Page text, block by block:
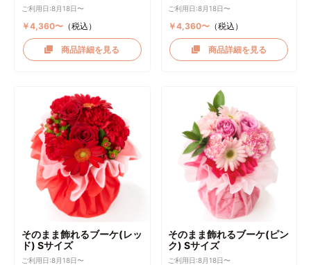
ご利用日:8月18日〜
￥4,360〜（税込）
商品詳細を見る
ご利用日:8月18日〜
￥4,360〜 （税込）
商品詳細を見る
そのまま飾れるブーケ(レッ
ド) Sサイズ
ご利用日:8月18日〜
そのまま飾れるブーケ(ピン
ク) Sサイズ
ご利用日:8月18日〜